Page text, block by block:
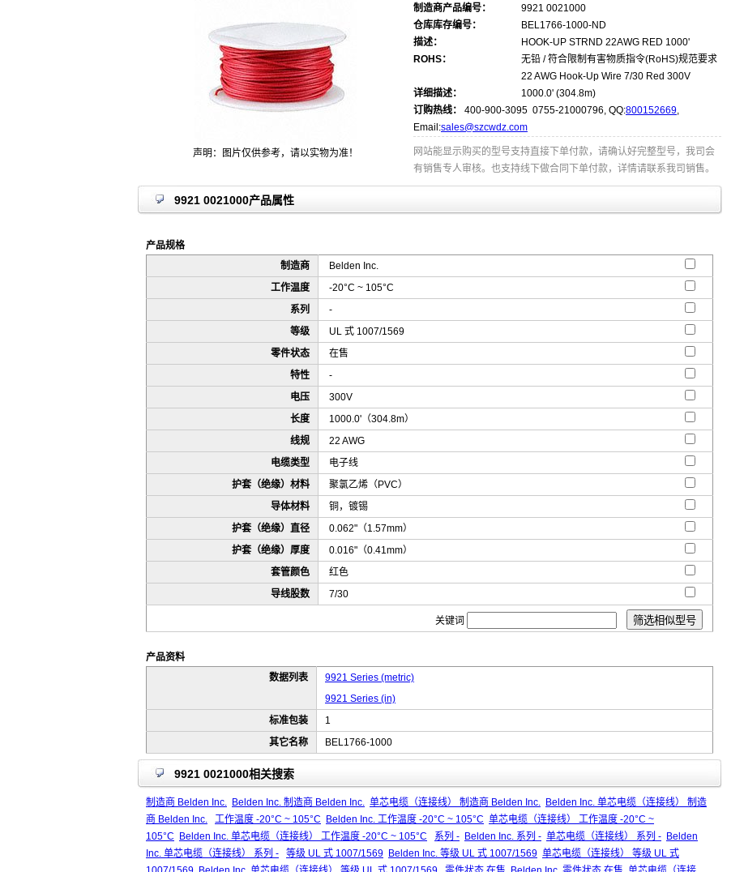
声明：图片仅供参考，请以实物为准！
制造商产品编号：
9921 0021000
仓库库存编号：
BEL1766-1000-ND
描述：
HOOK-UP STRND 22AWG RED 1000'
ROHS：
无铅 / 符合限制有害物质指令(RoHS)规范要求
详细描述：
22 AWG Hook-Up Wire 7/30 Red 300V
1000.0' (304.8m)
订购热线：
400-900-3095 0755-21000796, QQ:800152669,
Email:sales@szcwdz.com
网站能显示购买的型号支持直接下单付款，请确认好完整型号，我司会
有销售专人审核。也支持线下做合同下单付款，详情请联系我司销售。
9921 0021000产品属性
产品规格
制造商
Belden Inc.
工作温度
-20°C ~ 105°C
系列
-
等级
UL 式 1007/1569
零件状态
在售
特性
-
电压
300V
长度
1000.0'（304.8m）
线规
22 AWG
电缆类型
电子线
护套（绝缘）材料
聚氯乙烯（PVC）
导体材料
铜，镀锡
护套（绝缘）直径
0.062"（1.57mm）
护套（绝缘）厚度
0.016"（0.41mm）
套管颜色
红色
导线股数
7/30
关键词
产品资料
数据列表
9921 Series (metric)
9921 Series (in)
标准包装
1
其它名称
BEL1766-1000
9921 0021000相关搜索
制造商 Belden Inc. Belden Inc. 制造商 Belden Inc. 单芯电缆（连接线） 制造商 Belden Inc. Belden Inc. 单芯电缆（连接线） 制造
商 Belden Inc.
工作温度 -20°C ~ 105°C Belden Inc. 工作温度 -20°C ~ 105°C 单芯电缆（连接线） 工作温度 -20°C ~
105°C
Belden Inc. 单芯电缆（连接线） 工作温度 -20°C ~ 105°C 系列 - Belden Inc. 系列 - 单芯电缆（连接线） 系列 - Belden
Inc. 单芯电缆（连接线） 系列 -
等级 UL 式 1007/1569 Belden Inc. 等级 UL 式 1007/1569 单芯电缆（连接线） 等级 UL 式